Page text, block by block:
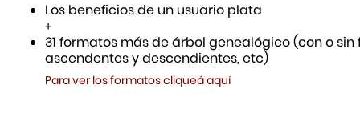
Los beneficios de un usuario plata
+
31 formatos más de árbol genealógico (con o sin
ascendentes y descendientes, etc)
Para ver los formatos cliqueá aquí